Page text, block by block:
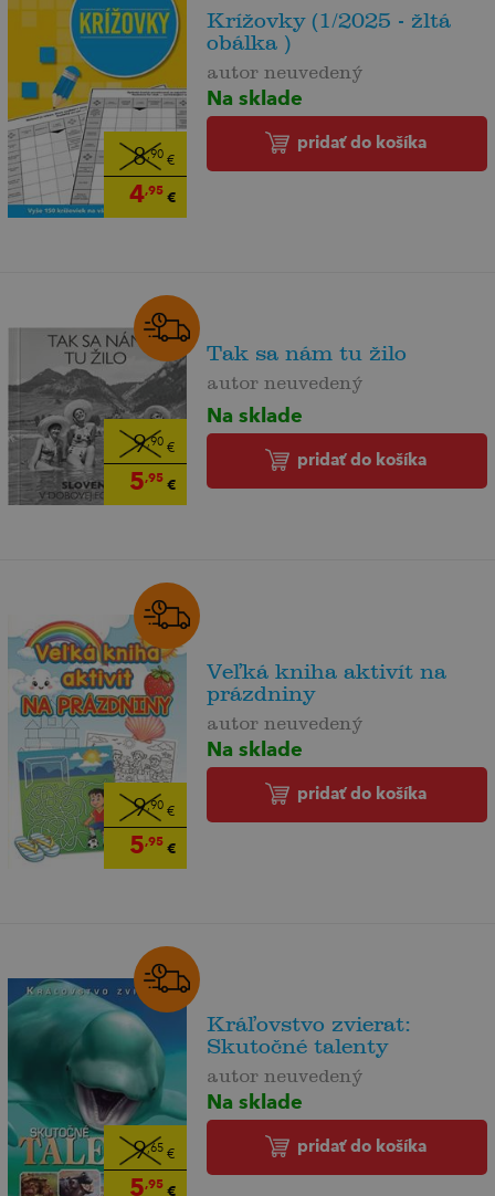
8,90€
4,95€
Krížovky (1/2025 - žltá
obálka )
autor neuvedený
Na sklade
pridať do košíka
9,90€
5,95€
Tak sa nám tu žilo
autor neuvedený
Na sklade
pridať do košíka
9,90€
5,95€
Veľká kniha aktivít na
prázdniny
autor neuvedený
Na sklade
pridať do košíka
9,65€
5,95€
Kráľovstvo zvierat:
Skutočné talenty
autor neuvedený
Na sklade
pridať do košíka